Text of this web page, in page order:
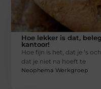
Hoe lekker is dat,
kantoor!
Hoe fijn is het, dat je ‘s
dat je niet na hoeft te
Neophema Werkgroep